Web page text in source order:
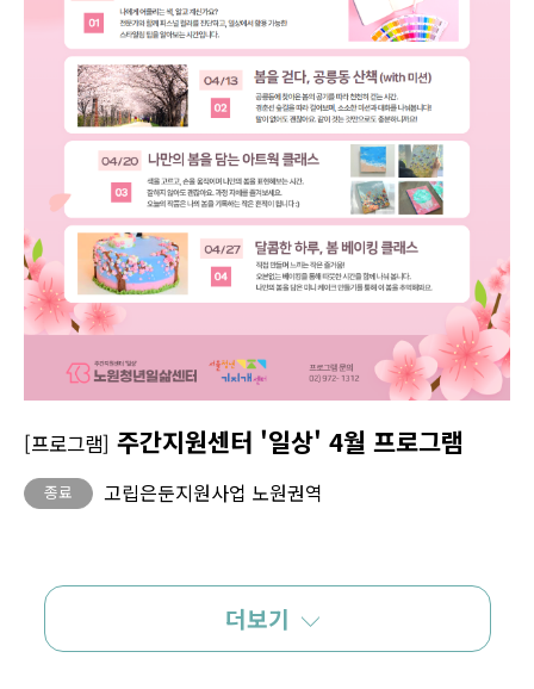
[프로그램] 주간지원센터 '일상' 4월 프로그램
종료 고립은둔지원사업 노원권역
더보기